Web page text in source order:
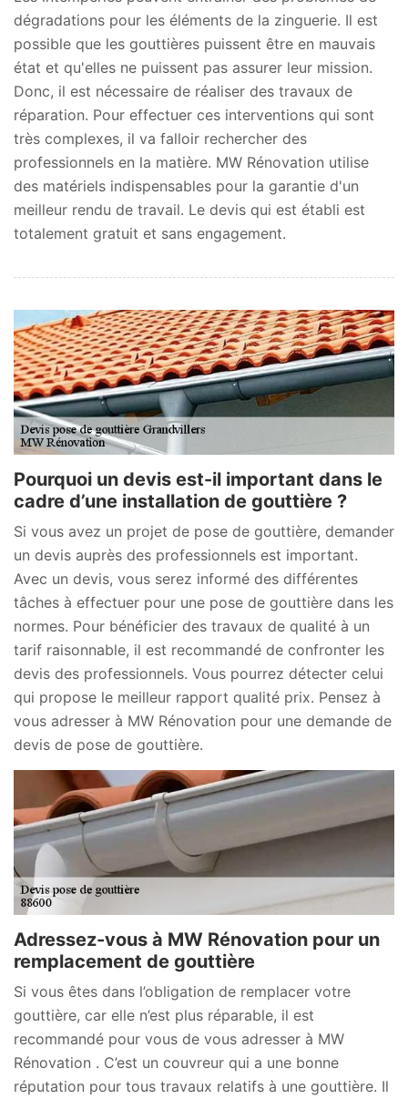
dégradations pour les éléments de la zinguerie. Il est
possible que les gouttières puissent être en mauvais
état et qu'elles ne puissent pas assurer leur mission.
Donc, il est nécessaire de réaliser des travaux de
réparation. Pour effectuer ces interventions qui sont
très complexes, il va falloir rechercher des
professionnels en la matière. MW Rénovation utilise
des matériels indispensables pour la garantie d'un
meilleur rendu de travail. Le devis qui est établi est
totalement gratuit et sans engagement.
Pourquoi un devis est-il important dans le
cadre d’une installation de gouttière ?
Si vous avez un projet de pose de gouttière, demander
un devis auprès des professionnels est important.
Avec un devis, vous serez informé des différentes
tâches à effectuer pour une pose de gouttière dans les
normes. Pour bénéficier des travaux de qualité à un
tarif raisonnable, il est recommandé de confronter les
devis des professionnels. Vous pourrez détecter celui
qui propose le meilleur rapport qualité prix. Pensez à
vous adresser à MW Rénovation pour une demande de
devis de pose de gouttière.
Adressez-vous à MW Rénovation pour un
remplacement de gouttière
Si vous êtes dans l’obligation de remplacer votre
gouttière, car elle n’est plus réparable, il est
recommandé pour vous de vous adresser à MW
Rénovation . C’est un couvreur qui a une bonne
réputation pour tous travaux relatifs à une gouttière. Il